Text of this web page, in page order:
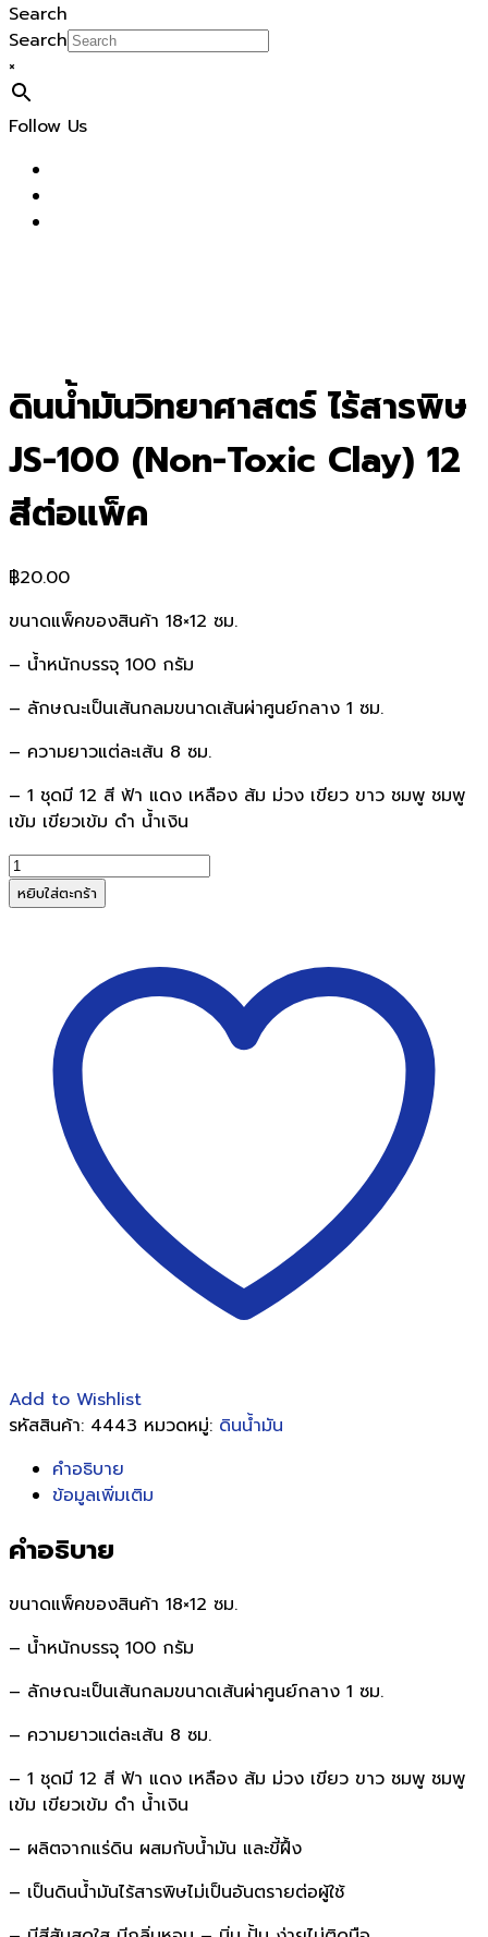
Search
Search
×
Follow Us
ดินน้ำมันวิทยาศาสตร์ ไร้สารพิษ
JS-100 (Non-Toxic Clay) 12
สีต่อแพ็ค
฿20.00
ขนาดแพ็คของสินค้า 18×12 ซม.
– น้ำหนักบรรจุ 100 กรัม
– ลักษณะเป็นเส้นกลมขนาดเส้นผ่าศูนย์กลาง 1 ซม.
– ความยาวแต่ละเส้น 8 ซม.
– 1 ชุดมี 12 สี ฟ้า แดง เหลือง ส้ม ม่วง เขียว ขาว ชมพู ชมพู
เข้ม เขียวเข้ม ดำ น้ำเงิน
จำนวน
ดิน
น้ำมัน
(Non-
หยิบใส่ตะกร้า
Add to Wishlist
รหัสสินค้า: 4443 หมวดหมู่: ดินน้ำมัน
คำอธิบาย
ข้อมูลเพิ่มเติม
คำอธิบาย
ขนาดแพ็คของสินค้า 18×12 ซม.
– น้ำหนักบรรจุ 100 กรัม
– ลักษณะเป็นเส้นกลมขนาดเส้นผ่าศูนย์กลาง 1 ซม.
– ความยาวแต่ละเส้น 8 ซม.
– 1 ชุดมี 12 สี ฟ้า แดง เหลือง ส้ม ม่วง เขียว ขาว ชมพู ชมพู
เข้ม เขียวเข้ม ดำ น้ำเงิน
– ผลิตจากแร่ดิน ผสมกับน้ำมัน และขี้ฝึ้ง
– เป็นดินน้ำมันไร้สารพิษไม่เป็นอันตรายต่อผู้ใช้